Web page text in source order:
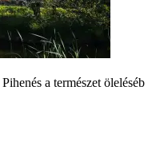
a természet öleléséb